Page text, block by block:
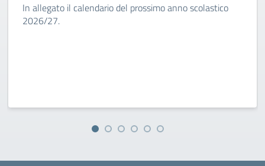
In allegato il calendario del prossimo anno scolastico
2026/27.